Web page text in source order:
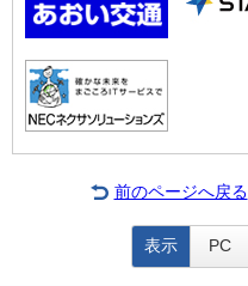
前のページへ戻る
表示 PC